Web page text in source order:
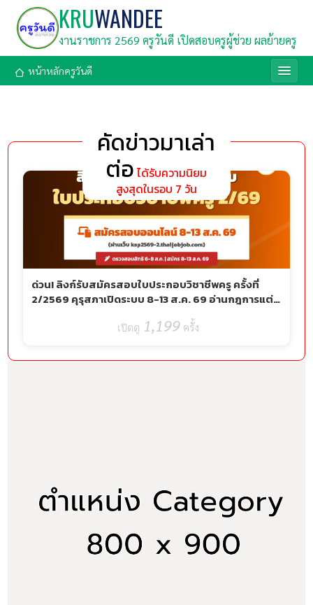
KRUWANDEE
งานราชการ 2569 ครูวันดี เปิดสอบครูผู้ช่วย ผลย้ายครู
หน้าหลักครูวันดี
คัดข่าวมาเล่า
ต่อ ได้รับความนิยม
สูงสุดในรอบ 7 วัน
ด่วน! ลิงก์รับสมัครสอบใบประกอบวิชาชีพครู ครั้งที่
2/2569 คุรุสภาเปิดระบบ 8-13 ส.ค. 69 อ่านกฎการแต่ง
1,199 ครั้ง